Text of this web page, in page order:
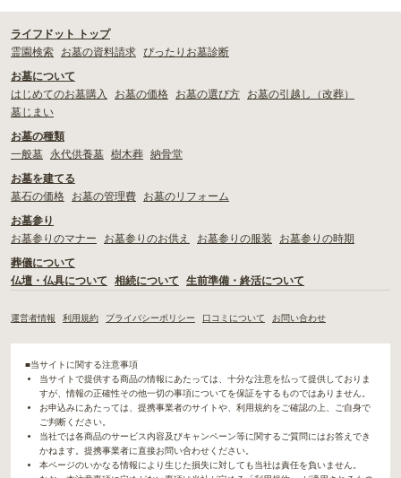
ライフドット トップ
霊園検索
お墓の資料請求 ぴったりお墓診断
お墓について
はじめてのお墓購入
お墓の価格 お墓の選び方
お墓の引越し（改葬）
墓じまい
お墓の種類
一般墓
永代供養墓 樹木葬 納骨堂
お墓を建てる
墓石の価格
お墓の管理費
お墓のリフォーム
お墓参り
お墓参りのマナー
お墓参りのお供え お墓参りの服装
お墓参りの時期
葬儀について
仏壇・仏具について
相続について 生前準備・終活について
運営者情報 利用規約 プライバシーポリシー 口コミについて お問い合わせ
■当サイトに関する注意事項
当サイトで提供する商品の情報にあたっては、十分な注意を払って提供しておりま
すが、情報の正確性その他一切の事項についてを保証をするものではありません。
お申込みにあたっては、提携事業者のサイトや、利用規約をご確認の上、ご自身で
ご判断ください。
当社では各商品のサービス内容及びキャンペーン等に関するご質問にはお答えでき
かねます。提携事業者に直接お問い合わせください。
本ページのいかなる情報により生じた損失に対しても当社は責任を負いません。